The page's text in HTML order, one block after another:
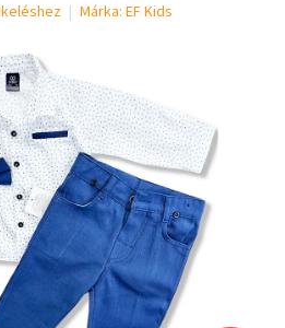
Márka: EF Kids